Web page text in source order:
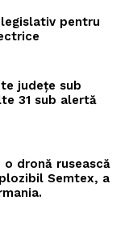
pentru
județe sub
31 sub alertă
dronă rusească
Semtex, a